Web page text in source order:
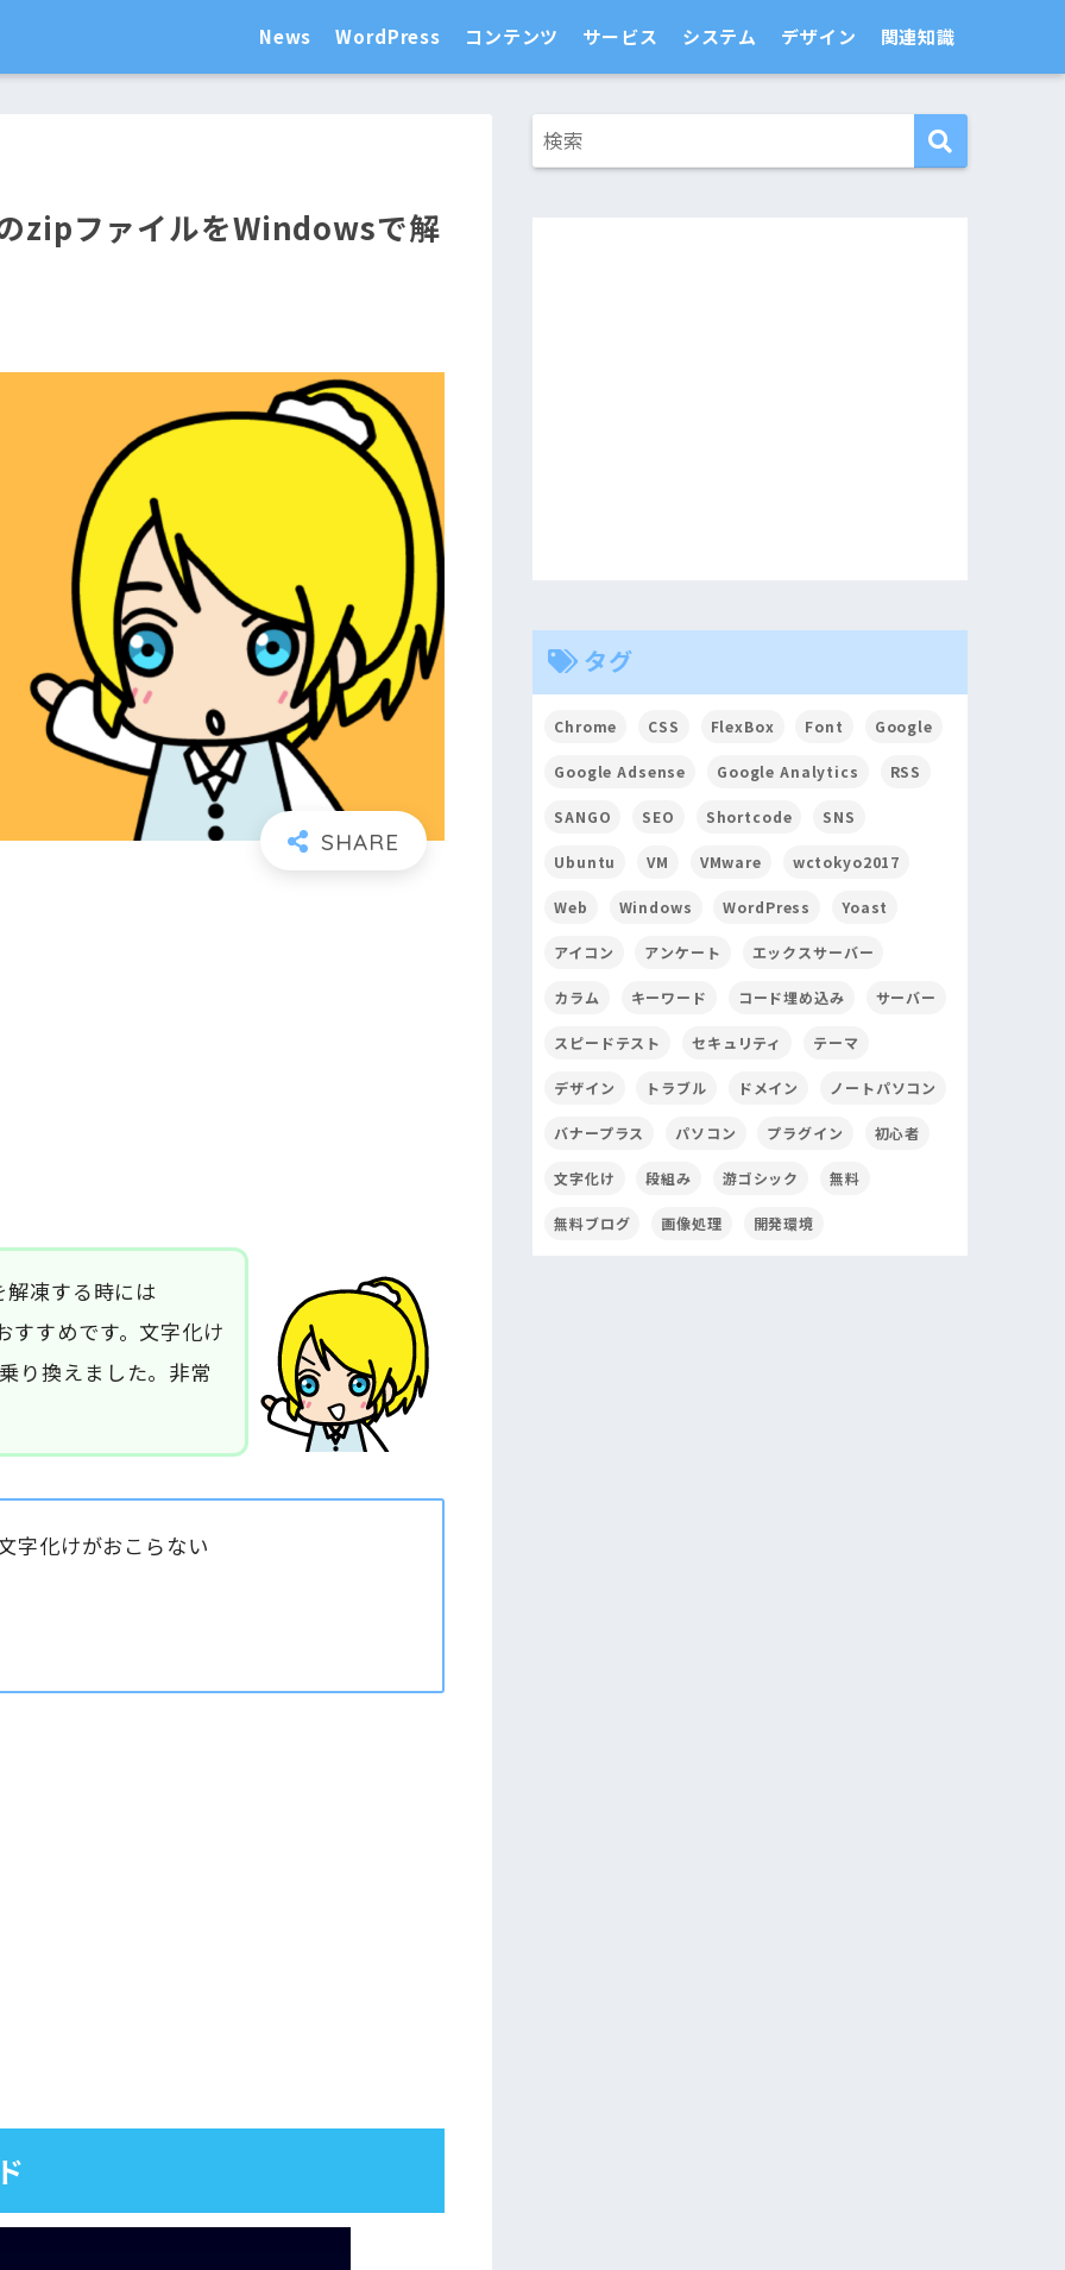
News WordPress コンテンツ サービス システム デザイン 関連知識
zipファイルをWindowsで解
凍する時には
すすめです。文字化け
り換えました。非常
字化けがおこらない
タグ
Chrome CSS FlexBox Font Google
Google Adsense Google Analytics RSS
SANGO SEO Shortcode SNS
Ubuntu VM VMware wctokyo2017
Web Windows WordPress Yoast
アイコン アンケート エックスサーバー
カラム キーワード コード埋め込み サーバー
スピードテスト セキュリティ テーマ
デザイン トラブル ドメイン ノートパソコン
バナープラス パソコン プラグイン 初心者
文字化け 段組み 游ゴシック 無料
無料ブログ 画像処理 開発環境